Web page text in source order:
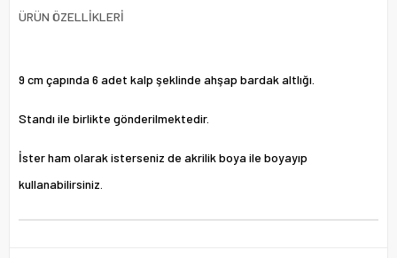
ÜRÜN ÖZELLIKLERI
9 cm çapında 6 adet kalp şeklinde ahşap bardak altlığı.
Standı ile birlikte gönderilmektedir.
İster ham olarak isterseniz de akrilik boya ile boyayıp
kullanabilirsiniz.